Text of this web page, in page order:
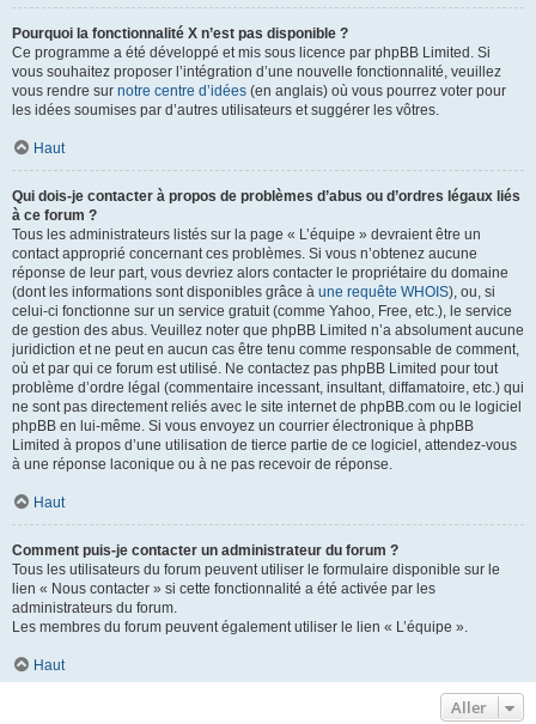
Pourquoi la fonctionnalité X n’est pas disponible ?
Ce programme a été développé et mis sous licence par phpBB Limited. Si
vous souhaitez proposer l’intégration d’une nouvelle fonctionnalité, veuillez
vous rendre sur notre centre d’idées (en anglais) où vous pourrez voter pour
les idées soumises par d’autres utilisateurs et suggérer les vôtres.
Haut
Qui dois-je contacter à propos de problèmes d’abus ou d’ordres légaux liés
à ce forum ?
Tous les administrateurs listés sur la page « L’équipe » devraient être un
contact approprié concernant ces problèmes. Si vous n’obtenez aucune
réponse de leur part, vous devriez alors contacter le propriétaire du domaine
(dont les informations sont disponibles grâce à une requête WHOIS), ou, si
celui-ci fonctionne sur un service gratuit (comme Yahoo, Free, etc.), le service
de gestion des abus. Veuillez noter que phpBB Limited n’a absolument aucune
juridiction et ne peut en aucun cas être tenu comme responsable de comment,
où et par qui ce forum est utilisé. Ne contactez pas phpBB Limited pour tout
problème d’ordre légal (commentaire incessant, insultant, diffamatoire, etc.) qui
ne sont pas directement reliés avec le site internet de phpBB.com ou le logiciel
phpBB en lui-même. Si vous envoyez un courrier électronique à phpBB
Limited à propos d’une utilisation de tierce partie de ce logiciel, attendez-vous
à une réponse laconique ou à ne pas recevoir de réponse.
Haut
Comment puis-je contacter un administrateur du forum ?
Tous les utilisateurs du forum peuvent utiliser le formulaire disponible sur le
lien « Nous contacter » si cette fonctionnalité a été activée par les
administrateurs du forum.
Les membres du forum peuvent également utiliser le lien « L’équipe ».
Haut
Aller